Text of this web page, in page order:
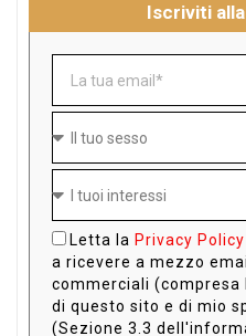
Iscriviti
Letta la Privacy Policy
a ricevere a mezzo
commerciali
di questo sito e di mio
(Sezione 3.3